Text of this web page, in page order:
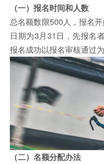
（一）报名时间和人数
总名额数限500人，报名
日期为3月31日，先报名
报名成功以报名审核通过为
（二）名额分配办法